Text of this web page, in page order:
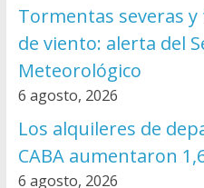
Tormentas severas
de viento: alerta del
Meteorológico
6 agosto, 2026
Los alquileres de
CABA aumentaron
6 agosto, 2026